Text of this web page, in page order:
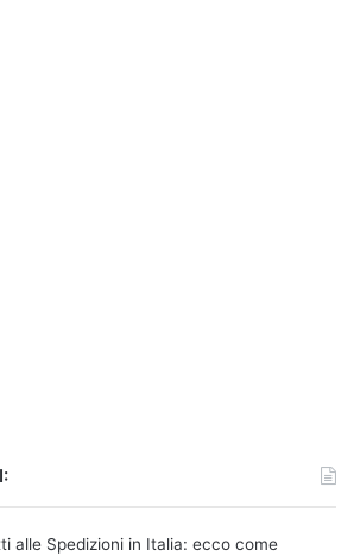
alle Spedizioni in Italia: ecco come